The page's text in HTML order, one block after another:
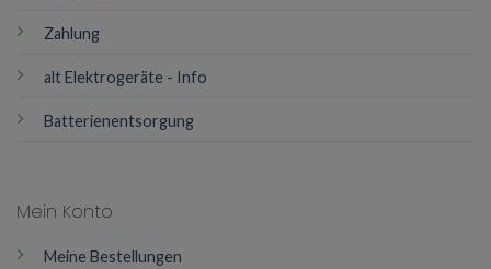
Mein Konto
Meine Bestellungen
Zahlung
alt Elektrogeräte - Info
Batterienentsorgung